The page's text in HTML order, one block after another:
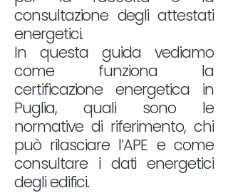
consultazione degli attestati
energetici.
In questa guida vediamo
come funziona la
certificazione energetica in
Puglia, quali sono le
normative di riferimento, chi
può rilasciare l’APE e come
consultare i dati energetici
degli edifici.